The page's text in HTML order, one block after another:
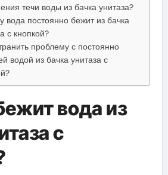
течи воды из бачка унитаза?
вода постоянно бежит из бачка
с кнопкой?
проблему с постоянно
водой из бачка унитаза с
вода из
с